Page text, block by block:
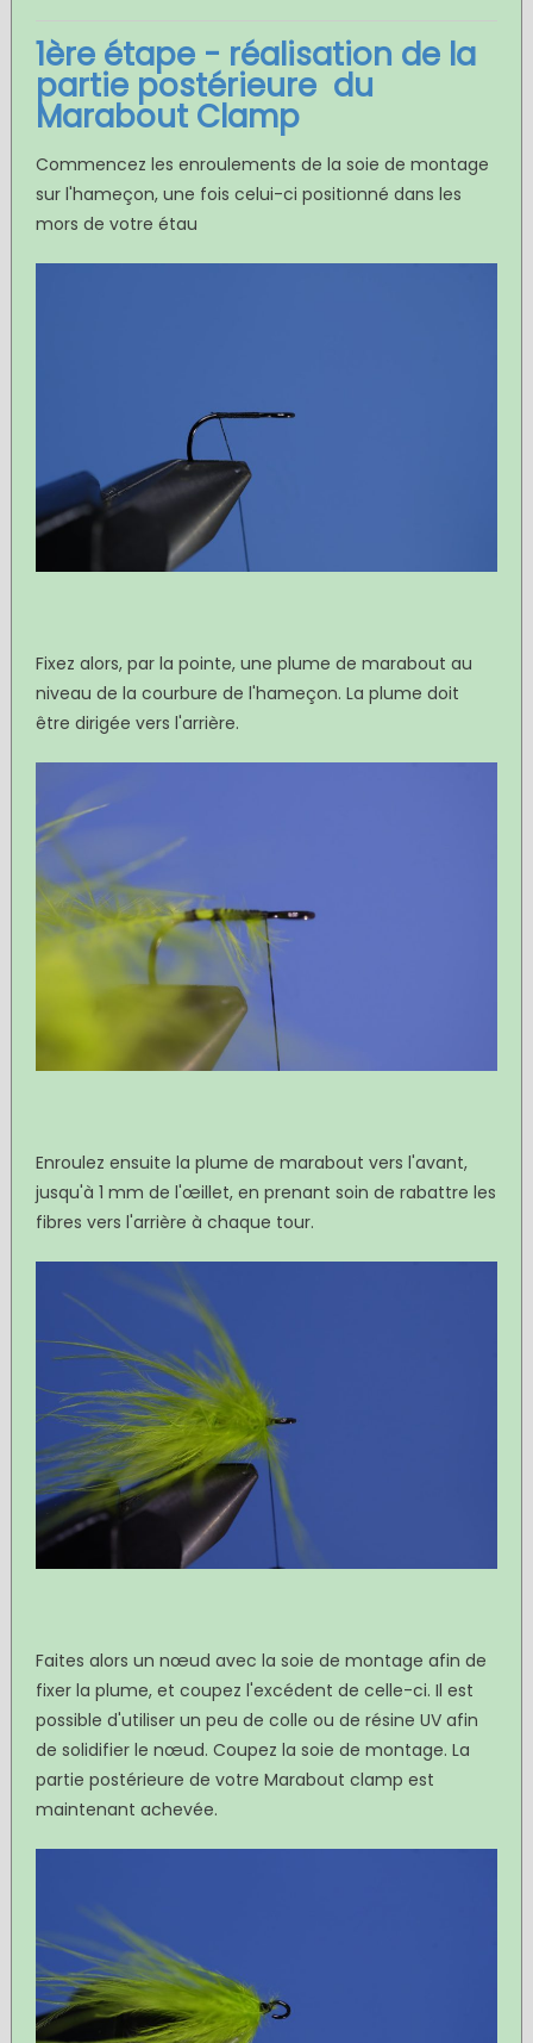
1ère étape - réalisation de la
partie postérieure du
Marabout Clamp
Commencez les enroulements de la soie de montage
sur l'hameçon, une fois celui-ci positionné dans les
mors de votre étau
Fixez alors, par la pointe, une plume de marabout au
niveau de la courbure de l'hameçon. La plume doit
être dirigée vers l'arrière.
Enroulez ensuite la plume de marabout vers l'avant,
jusqu'à 1 mm de l'œillet, en prenant soin de rabattre les
fibres vers l'arrière à chaque tour.
Faites alors un nœud avec la soie de montage afin de
fixer la plume, et coupez l'excédent de celle-ci. Il est
possible d'utiliser un peu de colle ou de résine UV afin
de solidifier le nœud. Coupez la soie de montage. La
partie postérieure de votre Marabout clamp est
maintenant achevée.